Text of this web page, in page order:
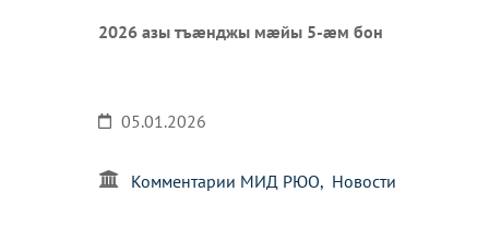
2026 азы тъæнджы мæйы 5-æм бон
05.01.2026
Комментарии МИД РЮО Новости